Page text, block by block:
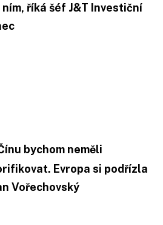
říká šéf J&T Investiční
bychom neměli
Evropa si podřízla
Vořechovský